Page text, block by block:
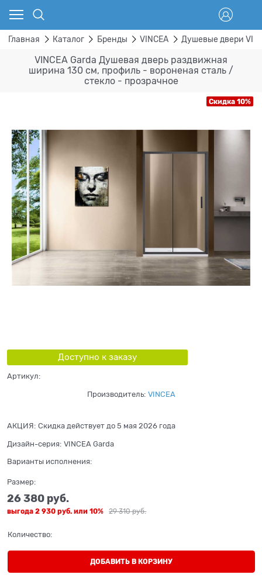
Главная Каталог Бренды VINCEA Душевые двери
VINCEA Garda Душевая дверь раздвижная
ширина 130 см, профиль - вороненая сталь /
стекло - прозрачное
Скидка 10%
Доступно к заказу
Артикул:
Производитель: VINCEA
АКЦИЯ: Скидка действует до 5 мая 2026 года
Дизайн-серия: VINCEA Garda
Варианты исполнения:
Размер:
29 310 руб.
26 380 руб.
выгода 2 930 руб. или 10%
Количество:
ДОБАВИТЬ В КОРЗИНУ